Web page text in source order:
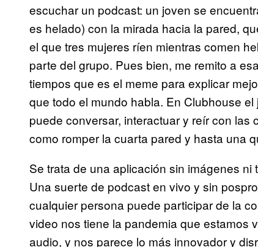
escuchar un podcast: un joven se
es helado) con la mirada hacia la pared,
el que tres mujeres ríen mientras comen
parte del grupo. Pues bien, me remito a
tiempos que es el meme para explicar
que todo el mundo habla. En Clubhouse
puede conversar, interactuar y reír con
como romper la cuarta pared y hasta una
Se trata de una aplicación sin imágenes
Una suerte de podcast en vivo y sin
cualquier persona puede participar de la
video nos tiene la pandemia que estamos
audio, y nos parece lo más innovador y